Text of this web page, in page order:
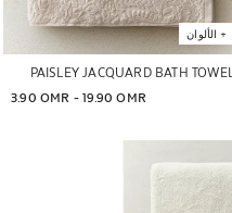
PAISLEY JACQUARD BATH TOWEL
3.90 OMR - 19.90 OMR
+ الألوان